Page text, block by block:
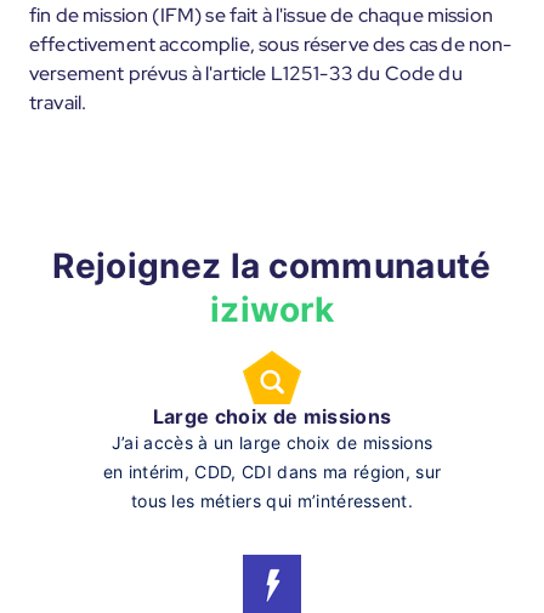
fin de mission (IFM) se fait à l'issue de chaque mission
effectivement accomplie, sous réserve des cas de non-
versement prévus à l'article L1251-33 du Code du
travail.
Rejoignez la communauté
iziwork
Large choix de missions
J’ai accès à un large choix de missions
en intérim, CDD, CDI dans ma région, sur
tous les métiers qui m’intéressent.